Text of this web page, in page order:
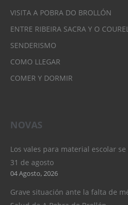
VISITA A POBRA DO BROLLÓN
ENTRE RIBEIRA SACRA Y O COUREL
SENDERISMO
COMO LLEGAR
COMER Y DORMIR
NOVAS
Los vales para material escolar
31 de agosto
04 Agosto, 2026
Grave situación ante la falta de